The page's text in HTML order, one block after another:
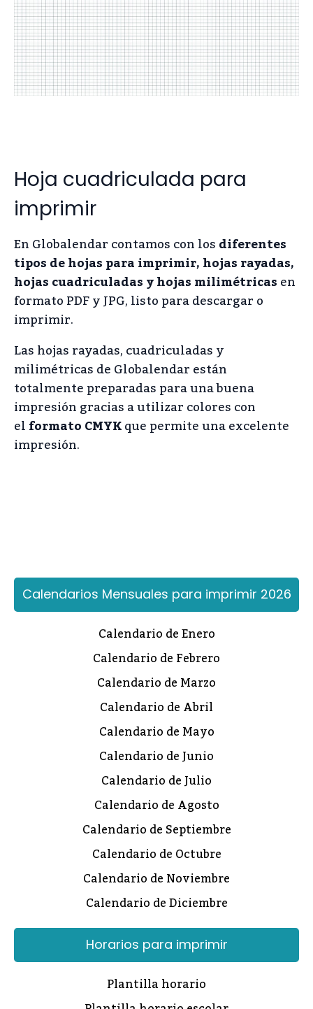
Hoja cuadriculada para
imprimir
En Globalendar contamos con losdiferentes
tipos de hojas para imprimir, hojas rayadas,
hojas cuadriculadas y hojas milimétricasen
formato PDF y JPG, listo para descargar o
imprimir.
Las hojas rayadas, cuadriculadas y
milimétricas de Globalendar están
totalmente preparadas para una buena
impresión gracias a utilizar colores con
elformato CMYKque permite una excelente
impresión.
Calendarios Mensuales para imprimir 2026
Calendario de Enero
Calendario de Febrero
Calendario de Marzo
Calendario de Abril
Calendario de Mayo
Calendario de Junio
Calendario de Julio
Calendario de Agosto
Calendario de Septiembre
Calendario de Octubre
Calendario de Noviembre
Calendario de Diciembre
Horarios para imprimir
Plantilla horario